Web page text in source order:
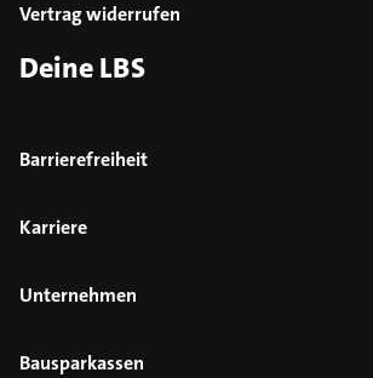
Vertrag widerrufen
Deine LBS
Barrierefreiheit
Karriere
Unternehmen
Bausparkassen